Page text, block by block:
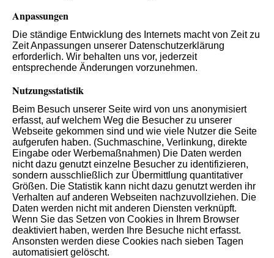
Anpassungen
Die ständige Entwicklung des Internets macht von Zeit zu
Zeit Anpassungen unserer Datenschutzerklärung
erforderlich. Wir behalten uns vor, jederzeit
entsprechende Änderungen vorzunehmen.
Nutzungsstatistik
Beim Besuch unserer Seite wird von uns anonymisiert
erfasst, auf welchem Weg die Besucher zu unserer
Webseite gekommen sind und wie viele Nutzer die Seite
aufgerufen haben. (Suchmaschine, Verlinkung, direkte
Eingabe oder Werbemaßnahmen) Die Daten werden
nicht dazu genutzt einzelne Besucher zu identifizieren,
sondern ausschließlich zur Übermittlung quantitativer
Größen. Die Statistik kann nicht dazu genutzt werden ihr
Verhalten auf anderen Webseiten nachzuvollziehen. Die
Daten werden nicht mit anderen Diensten verknüpft.
Wenn Sie das Setzen von Cookies in Ihrem Browser
deaktiviert haben, werden Ihre Besuche nicht erfasst.
Ansonsten werden diese Cookies nach sieben Tagen
automatisiert gelöscht.